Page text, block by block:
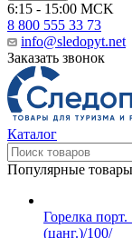
6:15 - 15:00 MCK
8 800 555 33 73
info@sledopyt.net
Заказать звонок
Каталог
Популярные товары
Горелка
(цанг.)/100/